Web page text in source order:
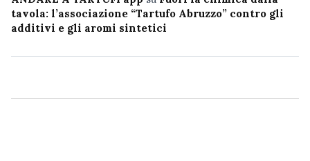
tavola: l’associazione “Tartufo Abruzzo” contro gli
additivi e gli aromi sintetici